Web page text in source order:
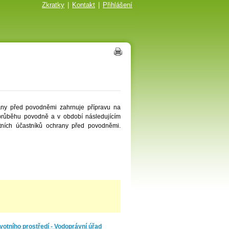
Zkratky Kontakt Přihlášení
před povodněmi zahrnuje přípravu na
povodně a v období následujícím
účastníků ochrany před povodněmi.
prostředí - Vodoprávní úřad